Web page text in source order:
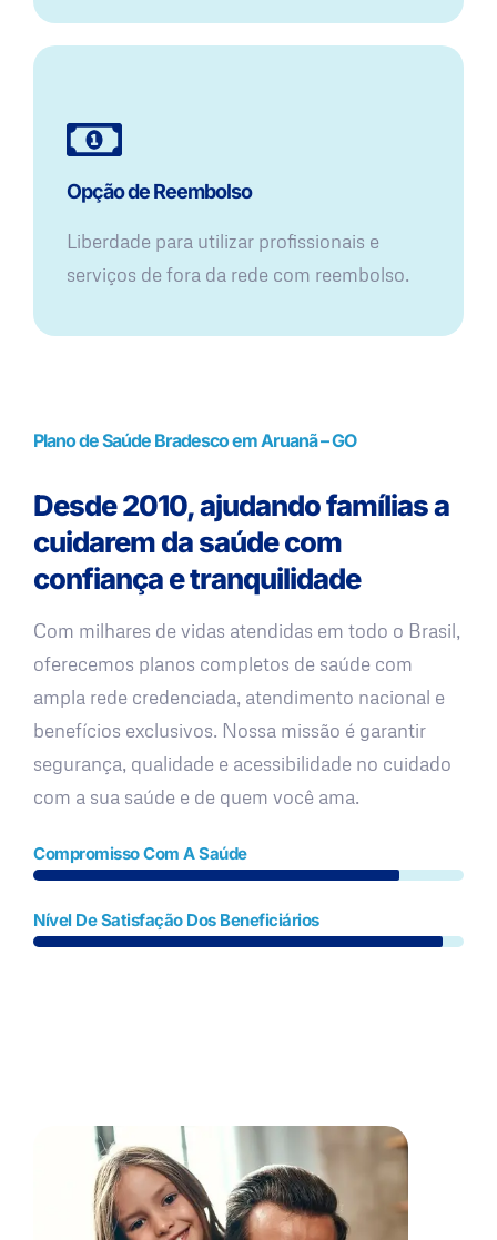
Opção de Reembolso
Liberdade para utilizar profissionais e
serviços de fora da rede com reembolso.
Plano de Saúde Bradesco em Aruanã – GO
Desde 2010, ajudando famílias a
cuidarem da saúde com
confiança e tranquilidade
Com milhares de vidas atendidas em todo o Brasil,
oferecemos planos completos de saúde com
ampla rede credenciada, atendimento nacional e
benefícios exclusivos. Nossa missão é garantir
segurança, qualidade e acessibilidade no cuidado
com a sua saúde e de quem você ama.
Compromisso Com A Saúde
Nível De Satisfação Dos Beneficiários